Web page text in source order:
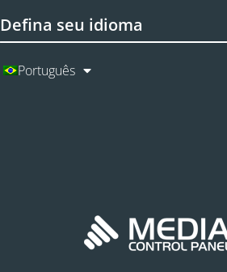
Defina seu idioma
Português